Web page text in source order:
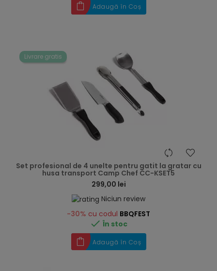
Adaugă în Coș
Livrare gratis
Set profesional de 4 unelte pentru gatit la gratar cu
husa transport Camp Chef CC-KSET5
299,00 lei
Niciun review
-30% cu codul BBQFEST
 În stoc
Adaugă în Coș